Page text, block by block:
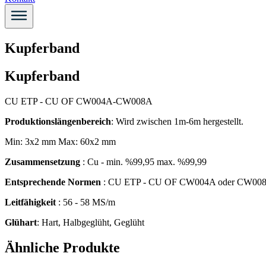
Kupferband
Kupferband
CU ETP - CU OF CW004A-CW008A
Produktionslängenbereich: Wird zwischen 1m-6m hergestellt.
Min: 3x2 mm Max: 60x2 mm
Zusammensetzung : Cu - min. %99,95 max. %99,99
Entsprechende Normen : CU ETP - CU OF CW004A oder
Leitfähigkeit : 56 - 58 MS/m
Glühart: Hart, Halbgeglüht, Geglüht
Ähnliche Produkte